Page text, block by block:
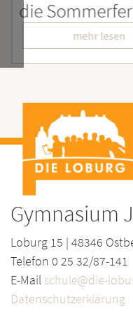
Gymnasium
Loburg 15 | 48346
Telefon 0 25 32/87-141
E-Mail schule@die-
Datenschutzerklärung